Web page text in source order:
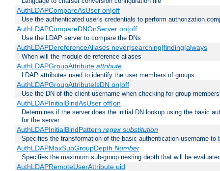
AuthLDAPCompareAsUser on|off
Use the authenticated user's credentials to perform authorization
AuthLDAPCompareDNOnServer on|off
Use the LDAP server to compare the DNs
AuthLDAPDereferenceAliases never|searching|finding|always
When will the module de-reference aliases
AuthLDAPGroupAttribute attribute
LDAP attributes used to identify the user members of groups.
AuthLDAPGroupAttributeIsDN on|off
Use the DN of the client username when checking for group
AuthLDAPInitialBindAsUser off|on
Determines if the server does the initial DN lookup using the basic
for the server
AuthLDAPInitialBindPattern regex substitution
Specifies the transformation of the basic authentication username
AuthLDAPMaxSubGroupDepth Number
Specifies the maximum sub-group nesting depth that will be
AuthLDAPRemoteUserAttribute uid